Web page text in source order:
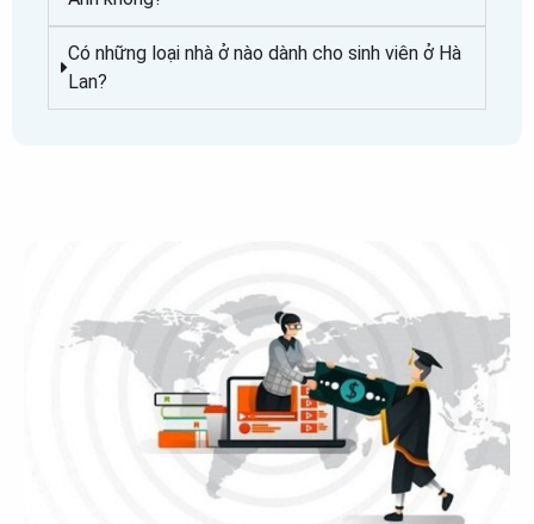
Có những loại nhà ở nào dành cho sinh viên ở Hà
Lan?